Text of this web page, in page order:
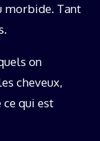
morbide. Tant
on
cheveux,
qui est